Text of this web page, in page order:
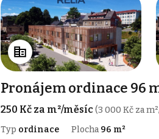
Pronájem ordinace 96
250 Kč za m²/měsíc(3 000 Kč za
Typ ordinace Plocha 96 m²